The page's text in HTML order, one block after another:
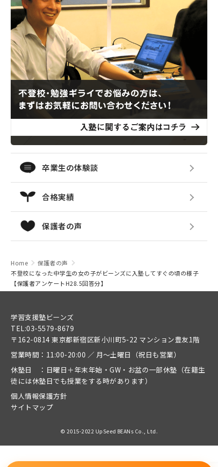
卒業生の体験談
合格実績
保護者の声
Home
保護者の声
不登校になった中学生の女の子がビーンズに入塾してすぐの頃の様子
【保護者アンケートH28.5回答分】
学習支援塾ビーンズ
TEL:03-5579-8679
〒162-0814 東京都新宿区新小川町5-22 マンション豊友1階
営業時間：11:00-20:00 ／ 月～土曜日（祝日も営業）
休塾日 ：日曜日＋年末年始・GW・お盆の一部休塾（在籍生
徒には休塾日でも授業をする時があります）
個人情報保護方針
サイトマップ
© 2015-2022 UpSeed BEANs Co., Ltd.